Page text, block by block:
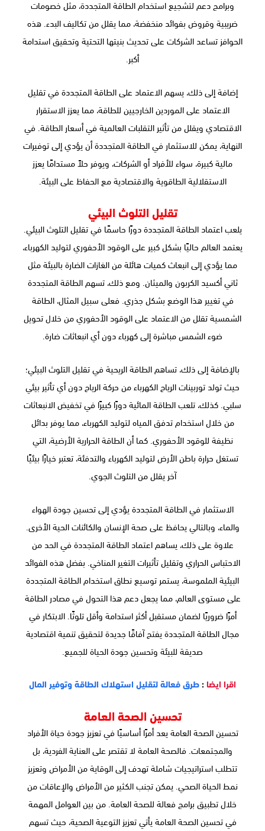
وبرامج دعم لتشجيع استخدام الطاقة المتجددة، مثل خصومات
ضريبية وقروض بفوائد منخفضة، مما يقلل من تكاليف البدء. هذه
الحوافز تساعد الشركات على تحديث بنيتها التحتية وتحقيق استدامة
أكبر.
إضافة إلى ذلك، يسهم الاعتماد على الطاقة المتجددة في تقليل
الاعتماد على الموردين الخارجيين للطاقة، مما يعزز الاستقرار
الاقتصادي ويقلل من تأثير التقلبات العالمية في أسعار الطاقة. في
النهاية، يمكن للاستثمار في الطاقة المتجددة أن يؤدي إلى توفيرات
مالية كبيرة، سواء للأفراد أو الشركات، ويوفر حلاً مستدامًا يعزز
الاستقلالية الطاقوية والاقتصادية مع الحفاظ على البيئة.
تقليل التلوث البيئي
يلعب اعتماد الطاقة المتجددة دورًا حاسمًا في تقليل التلوث البيئي.
يعتمد العالم حاليًا بشكل كبير على الوقود الأحفوري لتوليد الكهرباء،
مما يؤدي إلى انبعاث كميات هائلة من الغازات الضارة بالبيئة مثل
ثاني أكسيد الكربون والميثان. ومع ذلك، تسهم الطاقة المتجددة
في تغيير هذا الوضع بشكل جذري. فعلى سبيل المثال، الطاقة
الشمسية تقلل من الاعتماد على الوقود الأحفوري من خلال تحويل
ضوء الشمس مباشرة إلى كهرباء دون أي انبعاثات ضارة.
بالإضافة إلى ذلك، تساهم الطاقة الريحية في تقليل التلوث البيئي؛
حيث تولد توربينات الرياح الكهرباء من حركة الرياح دون أي تأثير بيئي
سلبي. كذلك، تلعب الطاقة المائية دورًا كبيرًا في تخفيض الانبعاثات
من خلال استخدام تدفق المياه لتوليد الكهرباء، مما يوفر بدائل
نظيفة للوقود الأحفوري. كما أن الطاقة الحرارية الأرضية، التي
تستغل حرارة باطن الأرض لتوليد الكهرباء والتدفئة، تعتبر خيارًا بيئيًا
آخر يقلل من التلوث الجوي.
الاستثمار في الطاقة المتجددة يؤدي إلى تحسين جودة الهواء
والماء، وبالتالي يحافظ على صحة الإنسان والكائنات الحية الأخرى.
علاوة على ذلك، يساهم اعتماد الطاقة المتجددة في الحد من
الاحتباس الحراري وتقليل تأثيرات التغير المناخي. بفضل هذه الفوائد
البيئية الملموسة، يستمر توسيع نطاق استخدام الطاقة المتجددة
على مستوى العالم، مما يجعل دعم هذا التحول في مصادر الطاقة
أمرًا ضروريًا لضمان مستقبل أكثر استدامة وأقل تلوثًا. الابتكار في
مجال الطاقة المتجددة يفتح آفاقًا جديدة لتحقيق تنمية اقتصادية
صديقة للبيئة وتحسين جودة الحياة للجميع.
اقرا ايضا : طرق فعالة لتقليل استهلاك الطاقة وتوفير المال
تحسين الصحة العامة
تحسين الصحة العامة يعد أمرًا أساسيًا في تعزيز جودة حياة الأفراد
والمجتمعات. فالصحة العامة لا تقتصر على العناية الفردية، بل
تتطلب استراتيجيات شاملة تهدف إلى الوقاية من الأمراض وتعزيز
نمط الحياة الصحي. يمكن تجنب الكثير من الأمراض والإعاقات من
خلال تطبيق برامج فعالة للصحة العامة. من بين العوامل المهمة
في تحسين الصحة العامة يأتي تعزيز التوعية الصحية، حيث تسهم